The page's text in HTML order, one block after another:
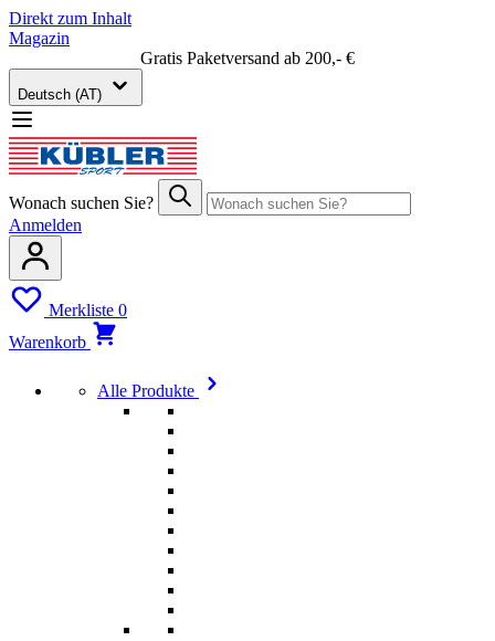
Direkt zum Inhalt
Magazin
Gratis Paketversand ab 200,- €
Deutsch (AT)
Wonach suchen Sie?
Anmelden
Merkliste 0
Warenkorb
Alle Produkte